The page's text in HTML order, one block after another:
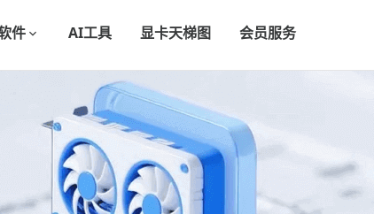
件 AI工具 显卡天梯图 会员服务